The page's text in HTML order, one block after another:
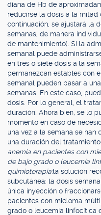
diana de Hb de
reducirse la dosis a la
continuación, se ajustará la
semanas, de manera
de mantenimiento). Si la
semanal puede
en tres o siete dosis a la
permanezcan estables con
semanal pueden pasar a
semanas. En este caso,
dosis. Por lo general, el
duración. Ahora bien, se lo
momento en caso de
una vez a la semana se
una duración del tratamiento
anemia en pacientes con
de bajo grado o leucemia
quimioterapia:la solución
subcutánea; la dosis
única inyección o
pacientes con mieloma
grado o leucemia linfocítica